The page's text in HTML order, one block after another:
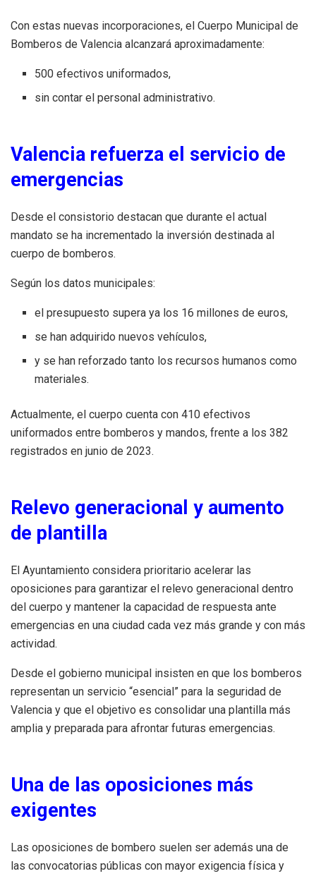
Con estas nuevas incorporaciones, el Cuerpo Municipal de
Bomberos de Valencia alcanzará aproximadamente:
500 efectivos uniformados,
sin contar el personal administrativo.
Valencia refuerza el servicio de
emergencias
Desde el consistorio destacan que durante el actual
mandato se ha incrementado la inversión destinada al
cuerpo de bomberos.
Según los datos municipales:
el presupuesto supera ya los 16 millones de euros,
se han adquirido nuevos vehículos,
y se han reforzado tanto los recursos humanos como
materiales.
Actualmente, el cuerpo cuenta con 410 efectivos
uniformados entre bomberos y mandos, frente a los 382
registrados en junio de 2023.
Relevo generacional y aumento
de plantilla
El Ayuntamiento considera prioritario acelerar las
oposiciones para garantizar el relevo generacional dentro
del cuerpo y mantener la capacidad de respuesta ante
emergencias en una ciudad cada vez más grande y con más
actividad.
Desde el gobierno municipal insisten en que los bomberos
representan un servicio “esencial” para la seguridad de
Valencia y que el objetivo es consolidar una plantilla más
amplia y preparada para afrontar futuras emergencias.
Una de las oposiciones más
exigentes
Las oposiciones de bombero suelen ser además una de
las convocatorias públicas con mayor exigencia física y